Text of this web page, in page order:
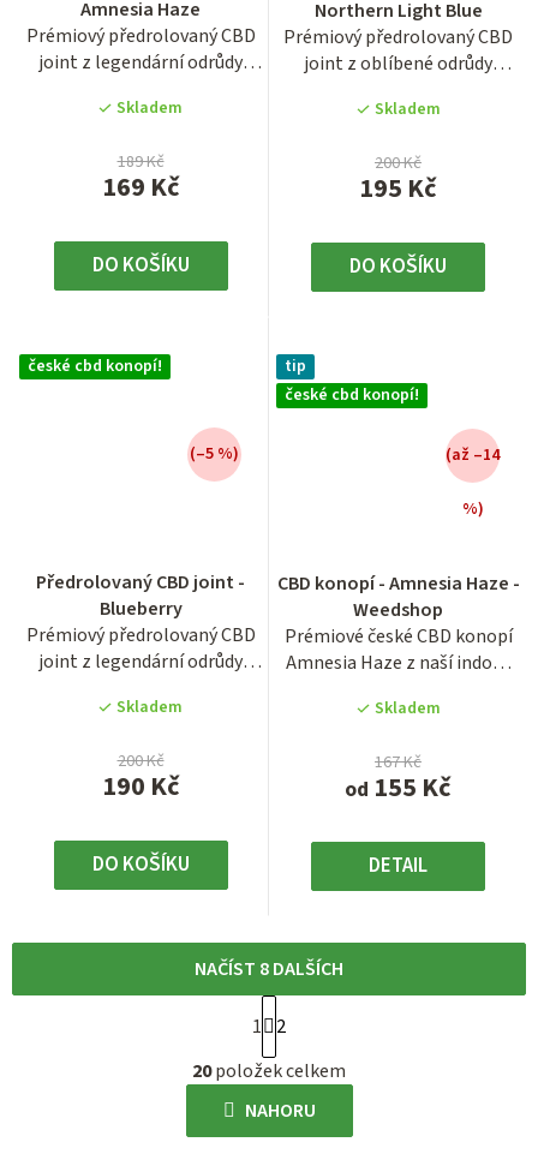
Amnesia Haze
Prémiový předrolovaný CBD
joint z legendární odrůdy
produktu
je
3,7
z
hvězdiček.
Skladem
169 Kč
189 Kč
DO KOŠÍKU
Northern Light Blue
Prémiový předrolovaný CBD
joint z oblíbené odrůdy
produktu
je
4,5
z
hvězdiček.
Skladem
195 Kč
200 Kč
DO KOŠÍKU
české cbd konopí!
Předrolovaný CBD joint -
Blueberry
Prémiový předrolovaný CBD
joint z legendární odrůdy
hodnocení
produktu
je
3,6
z
hvězdiček.
Skladem
190 Kč
200 Kč
(–5 %)
DO KOŠÍKU
tip
české cbd konopí!
CBD konopí - Amnesia Haze -
Weedshop
Prémiové české CBD konopí
Amnesia Haze z naší indoor
Skladem
od 155 Kč
167 Kč
(až –14
%)
DETAIL
produktu
je
3,8
z
hvězdiček.
O
v
l
á
NAČÍST 8 DALŠÍCH
S
t
r
á
n
1
2
20položek celkem
NAHORU